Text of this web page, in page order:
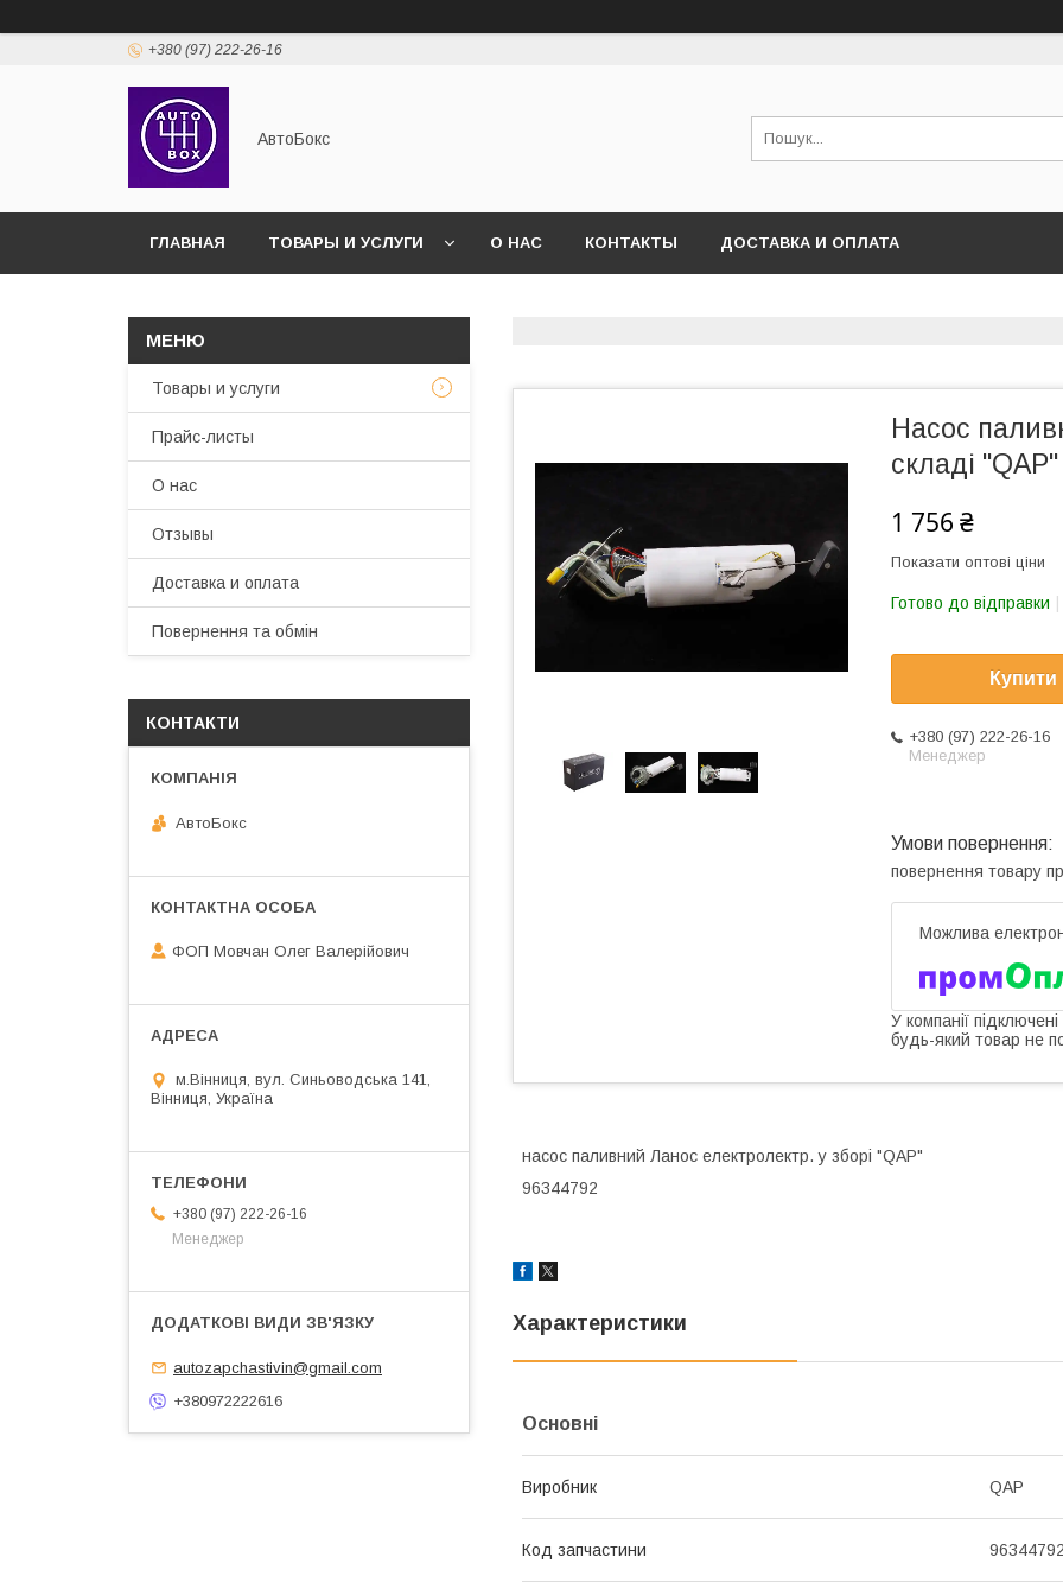
+380 (97) 222-26-16
АвтоБокс
ГЛАВНАЯ ТОВАРЫ И УСЛУГИ О НАС КОНТАКТЫ ДОСТАВКА И ОПЛАТА
Насос
складі "QAP"
1 756 ₴
Показати оптові ціни
Готово до відправки
Купити
+380 (97) 222-26-16
Менеджер
повернення товару
У компанії
будь-який товар не
насос паливний Ланос електролектр. у зборі "QAP"
96344792
Характеристики
Основні
Виробник QAP
Код запчастини
Товары и услуги
Прайс-листы
О нас
Отзывы
Доставка и оплата
Повернення та обмін
КОНТАКТИ
АвтоБокс
ФОП Мовчан Олег Валерійович
м.Вінниця, вул. Синьоводська 141,
Вінниця, Україна
+380 (97) 222-26-16
Менеджер
autozapchastivin@gmail.com
+380972222616